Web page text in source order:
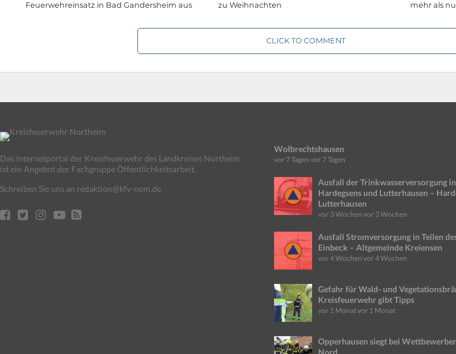
Feuerwehreinsatz in Bad Gandersheim aus
zu Weihnachten
mehr als
CLICK TO COMMENT
Das Internetportal der Kreisfeuerwehr des Landkreises Northeim
ist ein Angebot der Fachgruppe Öffentlichkeitsarbeit.
Schreiben Sie uns an redaktion@kfv-nom.de
Wolbrechtshausen
vor 7 Tagen vor 7 Tagen
Ausfall der Trinkwasserversorgung
Hardegsens und Lutterhausen –
Lutterhausen
vor 3 Wochen vor 3 Wochen
Ausfall Stromversorgung in Teilen
Einbeck – Altgemeinde Kreiensen
vor 4 Wochen vor 4 Wochen
Gefahr für Wald- und
Kreisfeuerwehr gibt Tipps
vor 1 Monatvor 1 Monat
Opperhausen siegt bei